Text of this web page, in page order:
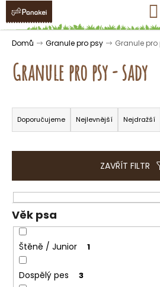
Přejít
obsah
Domů Granule pro psy Granule
Granule pro psy - sady
Ř
a
z
e
í
p
r
o
d
u
k
Doporučujeme Nejlevnější Nejdražší
ZAVŘÍT FILTR
Věk psa
Štěně / Junior 1
Dospělý pes 3
K
o Zpět
Zpět
C
o
t
ř
e
b
u
e